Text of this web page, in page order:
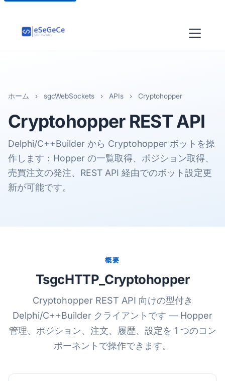
ホーム › sgcWebSockets › APIs › Cryptohopper
CryptohopperREST API
Delphi/C++Builder から Cryptohopper ボットを操
作します：Hopper の一覧取得、ポジション取得、
売買注文の発注、REST API 経由でのボット設定更
新が可能です。
概要
TsgcHTTP_Cryptohopper
Cryptohopper REST API 向けの型付き
Delphi/C++Builder クライアントです ― Hopper
管理、ポジション、注文、履歴、設定を 1 つのコン
ポーネントで操作できます。